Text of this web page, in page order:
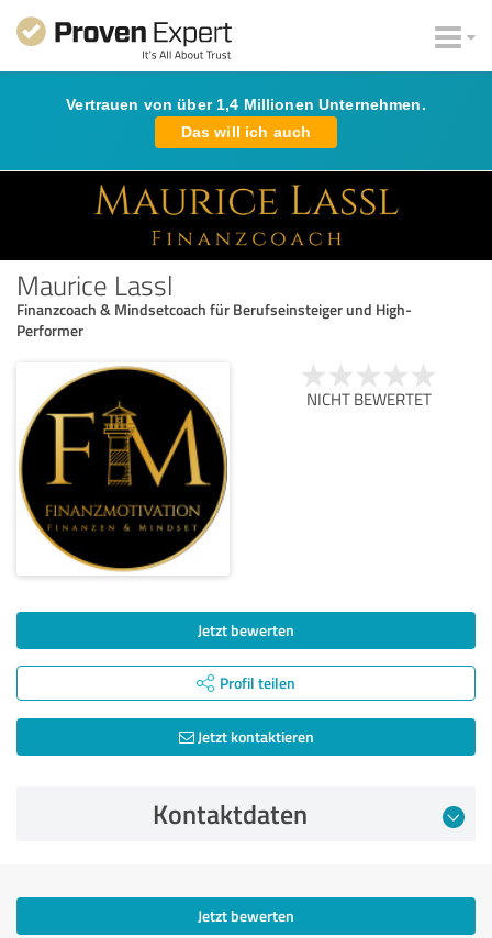
Vertrauen von über 1,4 Millionen Unternehmen.
Das will ich auch
Maurice Lassl
Finanzcoach & Mindsetcoach für Berufseinsteiger und High-
Performer
NICHT BEWERTET
Jetzt bewerten
Profil teilen
Jetzt kontaktieren
Kontaktdaten
Jetzt bewerten